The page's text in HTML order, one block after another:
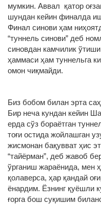
мумкин. Аввал қатор
шундан кейин финалда
Финал синови ҳам
“туннель синови” деб
синовдан камчилик
ҳаммаси ҳам туннельга
омон чиқмайди.
Биз бобом билан эрта
Бир неча кундан кейин
ерда сўз бораётган
тоғи остида жойлашган
жисмонан бақувват ҳис
“тайёрман”, деб жавоб
ўрганиш жараёнида, мен
қолаверса, ҳар қандай
ёнардим. Ёзнинг қуёшли
ғорга бош суқишим